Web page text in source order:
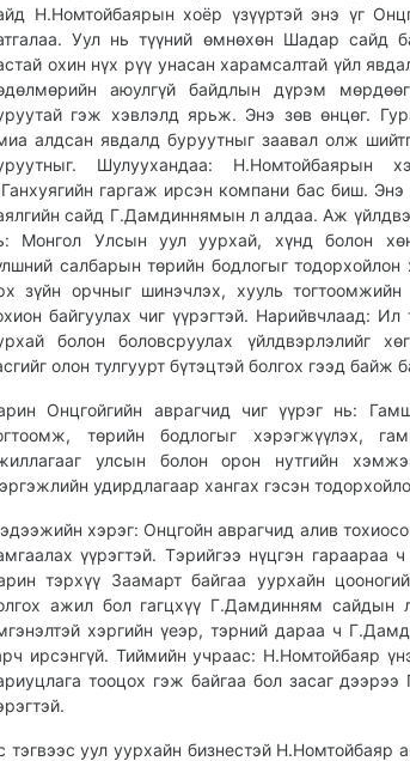
Н.Номтойбаярын хоёр үзүүртэй энэ үг
Уул нь түүний өмнөхөн Шадар сайд
охин нүх рүү унасан харамсалтай үйл
аюулгүй байдлын дүрэм
гэж хэвлэлд ярьж. Энэ зөв өнцөг.
алдсан явдалд буруутныг заавал олж
Шулуухандаа: Н.Номтойбаярын
гаргаж ирсэн компани бас биш.
сайд Г.Дамдиннямын л алдаа. Аж
Монгол Улсын уул уурхай, хүнд болон
салбарын төрийн бодлогыг тодорхойлон
зүйн орчныг шинэчлэх, хууль тогтоомжийн
байгуулах чиг үүрэгтэй. Нарийвчлаад: Ил
болон боловсруулах үйлдвэрлэлийг
олон тулгуурт бүтэцтэй болгох гээд байж
Онцгойгийн аврагчид чиг үүрэг нь:
төрийн бодлогыг хэрэгжүүлэх,
улсын болон орон нутгийн
удирдлагаар хангах гэсэн
хэрэг: Онцгойн аврагчид алив
үүрэгтэй. Тэрийгээ нүцгэн гараараа
тэрхүү Заамарт байгаа уурхайн
ажил бол гагцхүү Г.Дамдинням сайдын
хэргийн үеэр, тэрний дараа ч
ирсэнгүй. Тиймийн учраас: Н.Номтойбаяр
тооцох гэж байгаа бол засаг
тэгвээс уул уурхайн бизнестэй Н.Номтойбаяр